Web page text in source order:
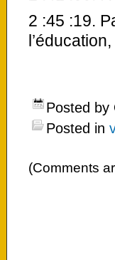
2 :45 :19.
Posted by
Posted in
(Comments